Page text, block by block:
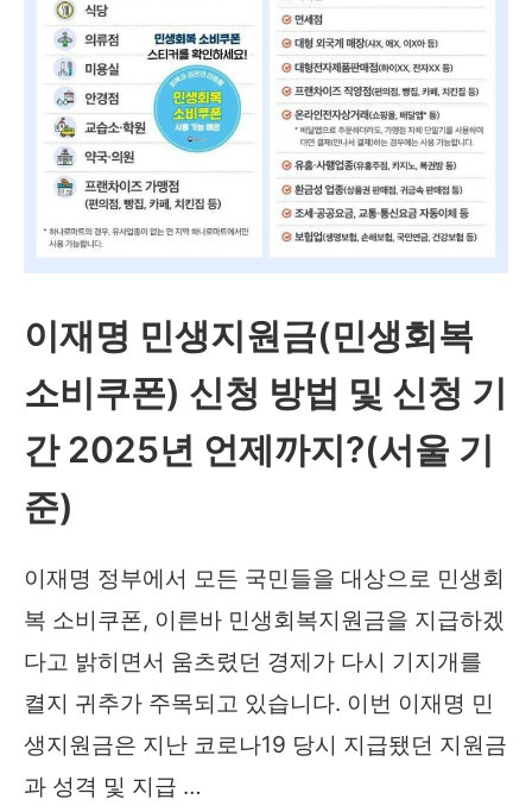
이재명 민생지원금(민생회복
소비쿠폰) 신청 방법 및 신청 기
간 2025년 언제까지?(서울 기
준)
이재명 정부에서 모든 국민들을 대상으로 민생회
복 소비쿠폰, 이른바 민생회복지원금을 지급하겠
다고 밝히면서 움츠렸던 경제가 다시 기지개를
켤지 귀추가 주목되고 있습니다. 이번 이재명 민
생지원금은 지난 코로나19 당시 지급됐던 지원금
과 성격 및 지급 …